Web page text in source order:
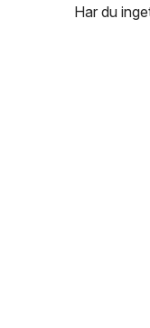
Har du